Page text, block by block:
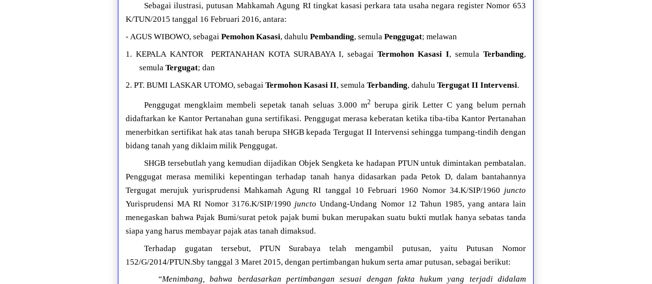
Sebagai ilustrasi, putusan Mahkamah Agung RI tingkat kasasi perkara tata usaha negara register Nomor 653
K/TUN/2015 tanggal 16 Februari 2016, antara:
- AGUS WIBOWO, sebagai Pemohon Kasasi, dahulu Pembanding, semula Penggugat; melawan
1. KEPALA KANTOR PERTANAHAN KOTA SURABAYA I, sebagaiTermohon Kasasi I, semulaTerbanding,
semulaTergugat; dan
2. PT. BUMI LASKAR UTOMO, sebagai Termohon Kasasi II, semula Terbanding, dahulu Tergugat II Intervensi.
Penggugat mengklaim membeli sepetak tanah seluas 3.000 m2 berupa girik Letter C yang belum pernah
didaftarkan ke Kantor Pertanahan guna sertifikasi. Penggugat merasa keberatan ketika tiba-tiba Kantor Pertanahan
menerbitkan sertifikat hak atas tanah berupa SHGB kepada Tergugat II Intervensi sehingga tumpang-tindih dengan
bidang tanah yang diklaim milik Penggugat.
SHGB tersebutlah yang kemudian dijadikan Objek Sengketa ke hadapan PTUN untuk dimintakan pembatalan.
Penggugat merasa memiliki kepentingan terhadap tanah hanya didasarkan pada Petok D, dalam bantahannya
Tergugat merujuk yurisprudensi Mahkamah Agung RI tanggal 10 Februari 1960 Nomor 34.K/SIP/1960 juncto
Yurisprudensi MA RI Nomor 3176.K/SIP/1990 juncto Undang-Undang Nomor 12 Tahun 1985, yang antara lain
menegaskan bahwa Pajak Bumi/surat petok pajak bumi bukan merupakan suatu bukti mutlak hanya sebatas tanda
siapa yang harus membayar pajak atas tanah dimaksud.
Terhadap gugatan tersebut, PTUN Surabaya telah mengambil putusan, yaitu Putusan Nomor
152/G/2014/PTUN.Sby tanggal 3 Maret 2015, dengan pertimbangan hukum serta amar putusan, sebagai berikut:
“Menimbang, bahwa berdasarkan pertimbangan sesuai dengan fakta hukum yang terjadi didalam